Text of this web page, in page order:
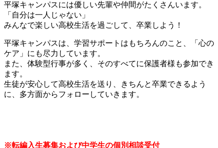
平塚キャンパスには優しい先輩や仲間がたくさんいます。
「自分は一人じゃない」
みんなで楽しい高校生活を過ごして、卒業しよう！
平塚キャンパスは、学習サポートはもちろんのこと、「心の
ケア」にも尽力しています。
また、体験型行事が多く、そのすべてに保護者様も参加でき
ます。
生徒が安心して高校生活を送り、きちんと卒業できるよう
に、多方面からフォローしていきます。
※転編入生募集および中学生の個別相談受付